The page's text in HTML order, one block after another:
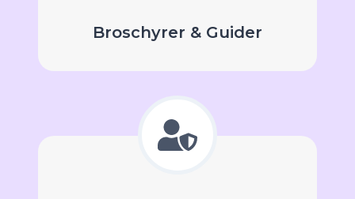
Broschyrer & Guider